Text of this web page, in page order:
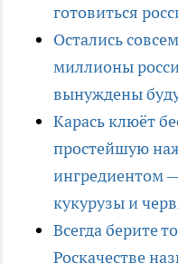
готовиться
Остались
миллионы
вынуждены
Карась клюёт
простейшую
ингредиентом
кукурузы и
Всегда берите
Роскачестве